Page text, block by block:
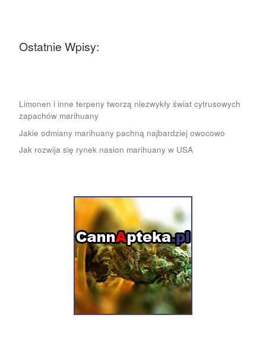
Ostatnie Wpisy:
Limonen i inne terpeny tworzą niezwykły świat cytrusowych
zapachów marihuany
Jakie odmiany marihuany pachną najbardziej owocowo
Jak rozwija się rynek nasion marihuany w USA